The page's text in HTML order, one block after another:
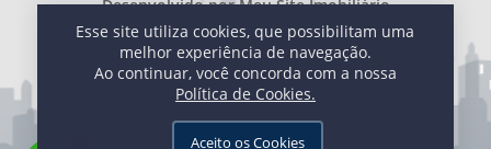
Esse site utiliza cookies, que possibilitam uma
melhor experiência de navegação.
Ao continuar, você concorda com a nossa
Política de Cookies.
Aceito os Cookies
Desenvolvido porMeu Site Imobiliário